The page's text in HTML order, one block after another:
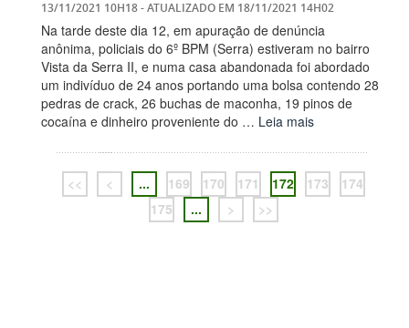
13/11/2021 10H18- ATUALIZADO EM 18/11/2021 14H02
Na tarde deste dia 12, em apuração de denúncia
anônima, policiais do 6º BPM (Serra) estiveram no bairro
Vista da Serra II, e numa casa abandonada foi abordado
um indivíduo de 24 anos portando uma bolsa contendo 28
pedras de crack, 26 buchas de maconha, 19 pinos de
cocaína e dinheiro proveniente do … Leia mais
<< < ... 169 170 171 172 173
174
175
... > >>